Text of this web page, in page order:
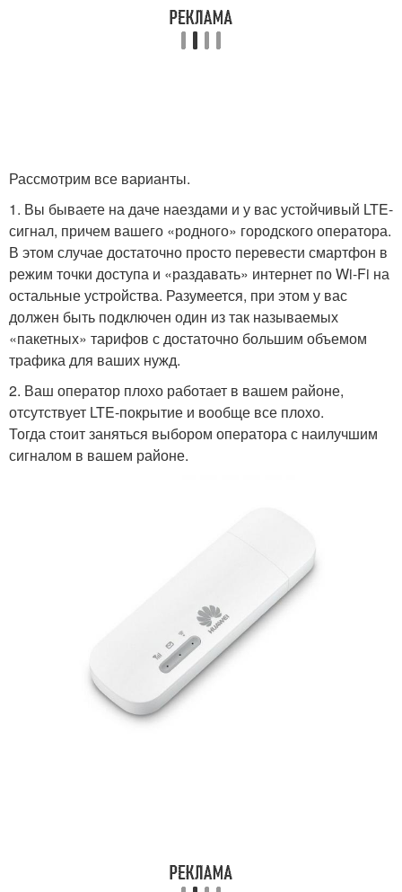
Рассмотрим все варианты.
1. Вы бываете на даче наездами и у вас устойчивый LTE-
сигнал, причем вашего «родного» городского оператора.
В этом случае достаточно просто перевести смартфон в
режим точки доступа и «раздавать» интернет по Wi-Fi на
остальные устройства. Разумеется, при этом у вас
должен быть подключен один из так называемых
«пакетных» тарифов с достаточно большим объемом
трафика для ваших нужд.
2. Ваш оператор плохо работает в вашем районе,
отсутствует LTE-покрытие и вообще все плохо.
Тогда стоит заняться выбором оператора с наилучшим
сигналом в вашем районе.